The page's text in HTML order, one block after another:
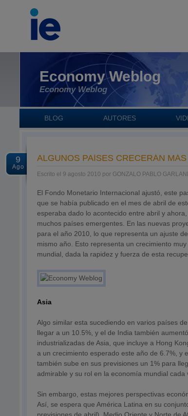
Economy Weblog
Economy Weblog
BLOG AUTORES
9
Ago
ALGUNOS PAÍSES CRECERÁN
Escrito el 9 agosto 2010 por GONZALO PABLO
El Fondo Monetario Internacional ajustó, este
que se había publicado en el mes de abril de
esperaba dado lo acontecido entre abril y
muchos países emergentes. En las nuevas
para el año 2010, lo que representa un ajuste
mismo año. Esto representa un crecimiento
mundial, dada la rapidez y fuerza de esta
Asia
Algo similar esta sucediendo en varios países
llegar a un 10.5%, y el de India también
industrializadas de Asia, que incluye a Hong
a un crecimiento esperado este año de 6.7%, y
también sube en sus previsiones un 1% para
admirable y su rol en la economía mundial cada
Sin embargo, estas mejores perspectivas
Así, se espera que América Latina en su